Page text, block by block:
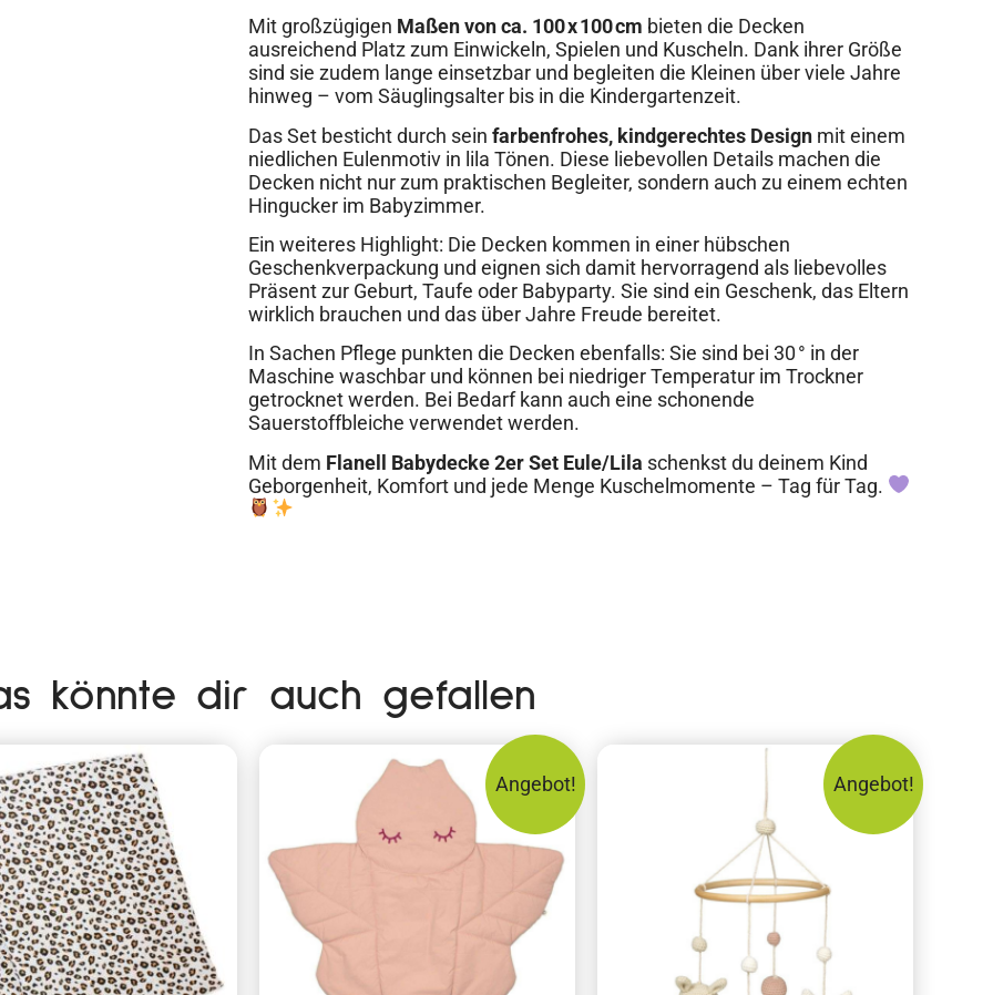
Mit großzügigen Maßen von ca. 100 x 100 cm bieten die Decken
ausreichend Platz zum Einwickeln, Spielen und Kuscheln. Dank ihrer Größe
sind sie zudem lange einsetzbar und begleiten die Kleinen über viele Jahre
hinweg – vom Säuglingsalter bis in die Kindergartenzeit.
Das Set besticht durch sein farbenfrohes, kindgerechtes Design mit einem
niedlichen Eulenmotiv in lila Tönen. Diese liebevollen Details machen die
Decken nicht nur zum praktischen Begleiter, sondern auch zu einem echten
Hingucker im Babyzimmer.
Ein weiteres Highlight: Die Decken kommen in einer hübschen
Geschenkverpackung und eignen sich damit hervorragend als liebevolles
Präsent zur Geburt, Taufe oder Babyparty. Sie sind ein Geschenk, das Eltern
wirklich brauchen und das über Jahre Freude bereitet.
In Sachen Pflege punkten die Decken ebenfalls: Sie sind bei 30 ° in der
Maschine waschbar und können bei niedriger Temperatur im Trockner
getrocknet werden. Bei Bedarf kann auch eine schonende
Sauerstoffbleiche verwendet werden.
Mit dem Flanell Babydecke 2er Set Eule/Lila schenkst du deinem Kind
Geborgenheit, Komfort und jede Menge Kuschelmomente – Tag für Tag.
könnte dir auch gefallen
Angebot! Angebot!